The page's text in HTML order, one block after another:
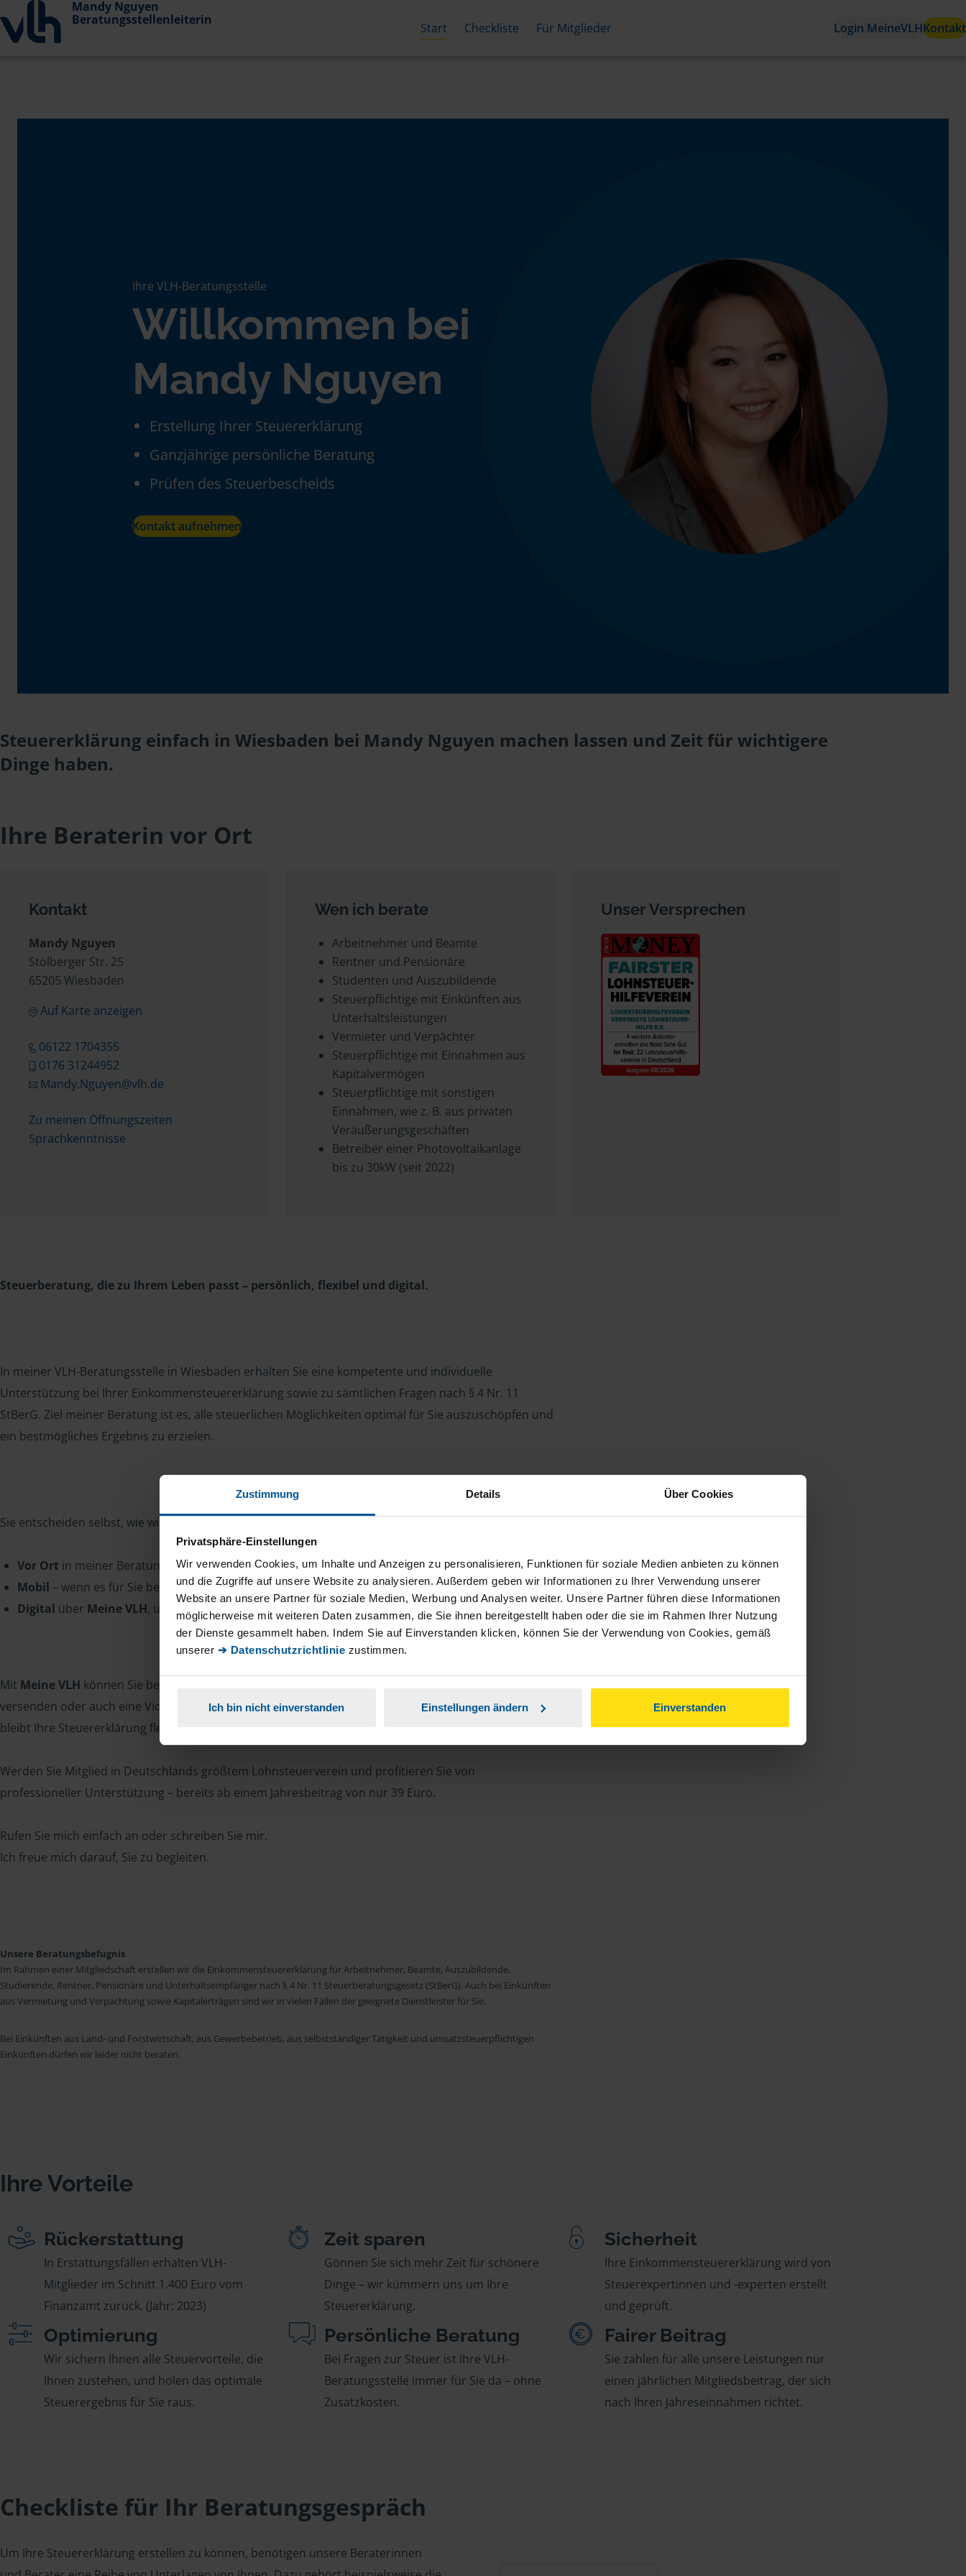
Zustimmung Details Über Cookies
Privatsphäre-Einstellungen
Wir verwenden Cookies, um Inhalte und Anzeigen zu personalisieren, Funktionen für soziale Medien anbieten zu können
und die Zugriffe auf unsere Website zu analysieren. Außerdem geben wir Informationen zu Ihrer Verwendung unserer
Website an unsere Partner für soziale Medien, Werbung und Analysen weiter. Unsere Partner führen diese Informationen
möglicherweise mit weiteren Daten zusammen, die Sie ihnen bereitgestellt haben oder die sie im Rahmen Ihrer Nutzung
der Dienste gesammelt haben. Indem Sie auf Einverstanden klicken, können Sie der Verwendung von Cookies, gemäß
unserer ➔ Datenschutzrichtlinie zustimmen.
Ich bin nicht einverstanden Einstellungen ändern Einverstanden
Mandy Nguyen
Beratungsstellenleiterin
Start Checkliste Für Mitglieder Login MeineVLHKontakt
Ihre VLH-Beratungsstelle
Willkommen bei
Mandy Nguyen
Erstellung Ihrer Steuererklärung
Ganzjährige persönliche Beratung
Prüfen des Steuerbescheids
Kontakt aufnehmen
Steuererklärung einfach in Wiesbaden bei Mandy Nguyen machen lassen und Zeit für wichtigere
Dinge haben.
Ihre Beraterin vor Ort
Kontakt
Mandy Nguyen
Stolberger Str. 25
65205 Wiesbaden
Auf Karte anzeigen
06122 1704355
0176 31244952
Mandy.Nguyen@vlh.de
Zu meinen Öffnungszeiten
Sprachkenntnisse
Wen ich berate
Arbeitnehmer und Beamte
Rentner und Pensionäre
Studenten und Auszubildende
Steuerpflichtige mit Einkünften aus
Unterhaltsleistungen
Vermieter und Verpächter
Steuerpflichtige mit Einnahmen aus
Kapitalvermögen
Steuerpflichtige mit sonstigen
Einnahmen, wie z. B. aus privaten
Veräußerungsgeschäften
Betreiber einer Photovoltaikanlage
bis zu 30kW (seit 2022)
Unser Versprechen
Steuerberatung, die zu Ihrem Leben passt – persönlich, flexibel und digital.
In meiner VLH-Beratungsstelle in Wiesbaden erhalten Sie eine kompetente und individuelle
Unterstützung bei Ihrer Einkommensteuererklärung sowie zu sämtlichen Fragen nach § 4 Nr. 11
StBerG. Ziel meiner Beratung ist es, alle steuerlichen Möglichkeiten optimal für Sie auszuschöpfen und
ein bestmögliches Ergebnis zu erzielen.
Sie entscheiden selbst, wie wir zusammenarbeiten:
Vor Ort in meiner Beratungsstelle
Mobil – wenn es für Sie besser passt, komme ich gerne zu Ihnen
Digital über Meine VLH, unser sicheres Online-Mitgliederportal
Mit Meine VLH können Sie bequem Dokumente hochladen, Unterlagen einsehen, Nachrichten
versenden oder auch eine Videoberatung durchführen – alles geschützt und jederzeit verfügbar. So
bleibt Ihre Steuererklärung flexibel, unabhängig vom Ort und ohne Papierstapel.
Werden Sie Mitglied in Deutschlands größtem Lohnsteuerverein und profitieren Sie von
professioneller Unterstützung – bereits ab einem Jahresbeitrag von nur 39 Euro.
Rufen Sie mich einfach an oder schreiben Sie mir.
Ich freue mich darauf, Sie zu begleiten.
Unsere Beratungsbefugnis
Im Rahmen einer Mitgliedschaft erstellen wir die Einkommensteuererklärung für Arbeitnehmer, Beamte, Auszubildende,
Studierende, Rentner, Pensionäre und Unterhaltsempfänger nach § 4 Nr. 11 Steuerberatungsgesetz (StBerG). Auch bei Einkünften
aus Vermietung und Verpachtung sowie Kapitalerträgen sind wir in vielen Fällen der geeignete Dienstleister für Sie.
Bei Einkünften aus Land- und Forstwirtschaft, aus Gewerbebetrieb, aus selbstständiger Tätigkeit und umsatzsteuerpflichtigen
Einkünften dürfen wir leider nicht beraten.
Ihre Vorteile
Rückerstattung
In Erstattungsfällen erhalten VLH-
Mitglieder im Schnitt 1.400 Euro vom
Finanzamt zurück. (Jahr: 2023)
Zeit sparen
Gönnen Sie sich mehr Zeit für schönere
Dinge – wir kümmern uns um Ihre
Steuererklärung.
Sicherheit
Ihre Einkommensteuererklärung wird von
Steuerexpertinnen und -experten erstellt
und geprüft.
Optimierung
Wir sichern Ihnen alle Steuervorteile, die
Ihnen zustehen, und holen das optimale
Steuerergebnis für Sie raus.
Persönliche Beratung
Bei Fragen zur Steuer ist Ihre VLH-
Beratungsstelle immer für Sie da – ohne
Zusatzkosten.
Fairer Beitrag
Sie zahlen für alle unsere Leistungen nur
einen jährlichen Mitgliedsbeitrag, der sich
nach Ihren Jahreseinnahmen richtet.
Checkliste für Ihr Beratungsgespräch
Um Ihre Steuererklärung erstellen zu können, benötigen unsere Beraterinnen